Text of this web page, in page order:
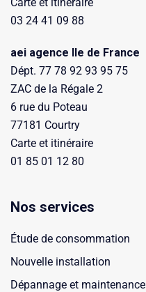
03 24 41 09 88
aei agence Ile de France
Dépt. 77 78 92 93 95 75
ZAC de la Régale 2
6 rue du Poteau
77181 Courtry
Carte et itinéraire
01 85 01 12 80
Nos services
Étude de consommation
Nouvelle installation
Dépannage et maintenance